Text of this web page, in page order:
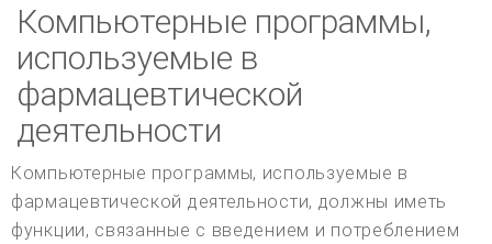
Компьютерные программы,
используемые в
фармацевтической
деятельности
Компьютерные программы, используемые в
фармацевтической деятельности, должны иметь
функции, связанные с введением и потреблением